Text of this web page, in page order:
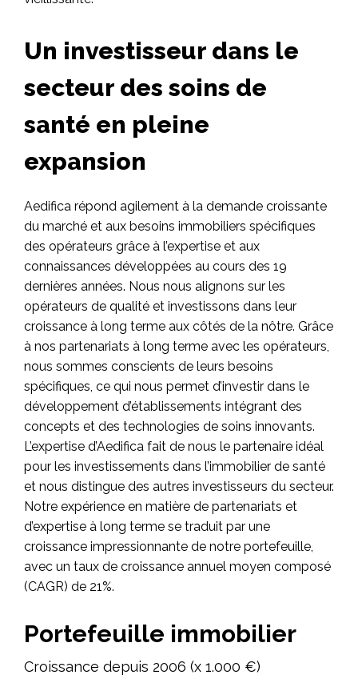
Un investisseur dans le
secteur des soins de
santé en pleine
expansion
Aedifica répond agilement à la demande croissante
du marché et aux besoins immobiliers spécifiques
des opérateurs grâce à l’expertise et aux
connaissances développées au cours des 19
dernières années. Nous nous alignons sur les
opérateurs de qualité et investissons dans leur
croissance à long terme aux côtés de la nôtre. Grâce
à nos partenariats à long terme avec les opérateurs,
nous sommes conscients de leurs besoins
spécifiques, ce qui nous permet d’investir dans le
développement d’établissements intégrant des
concepts et des technologies de soins innovants.
L’expertise d’Aedifica fait de nous le partenaire idéal
pour les investissements dans l’immobilier de santé
et nous distingue des autres investisseurs du secteur.
Notre expérience en matière de partenariats et
d’expertise à long terme se traduit par une
croissance impressionnante de notre portefeuille,
avec un taux de croissance annuel moyen composé
(CAGR) de 21%.
Portefeuille immobilier
Croissance depuis 2006 (x 1.000 €)